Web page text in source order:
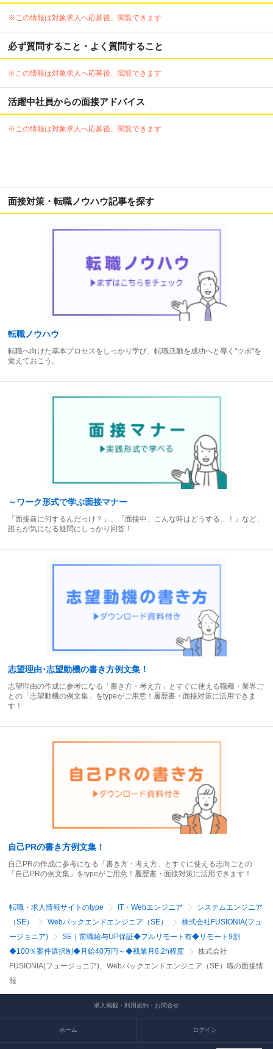
※この情報は対象求人へ応募後、閲覧できます
必ず質問すること・よく質問すること
※この情報は対象求人へ応募後、閲覧できます
活躍中社員からの面接アドバイス
※この情報は対象求人へ応募後、閲覧できます
面接対策・転職ノウハウ記事を探す
転職ノウハウ
転職へ向けた基本プロセスをしっかり学び、転職活動を成功へと導く"ツボ"を
覚えておこう。
～ワーク形式で学ぶ面接マナー
「面接前に何するんだっけ？」、「面接中、こんな時はどうする…！」など、
誰もが気になる疑問にしっかり回答！
志望理由･志望動機の書き方例文集！
志望理由の作成に参考になる「書き方・考え方」とすぐに使える職種・業界ご
との「志望動機の例文集」をtypeがご用意！履歴書・面接対策に活用できま
す！
自己PRの書き方例文集！
自己PRの作成に参考になる「書き方・考え方」とすぐに使える志向ごとの
「自己PRの例文集」をtypeがご用意！履歴書・面接対策に活用できます！
転職・求人情報サイトのtype IT・Webエンジニア
システムエンジニア
（SE）
Webバックエンドエンジニア（SE）
株式会社FUSIONIA(フュ
ージョニア)
SE｜前職給与UP保証◆フルリモート有◆リモート9割
◆100％案件選択制◆月給40万円～◆残業月8.2h程度
株式会社
FUSIONIA(フュージョニア)、Webバックエンドエンジニア（SE）職の面接情
報
求人掲載・利用規約・お問合せ
ホーム ログイン